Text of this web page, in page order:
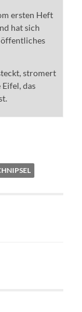
ersten Heft
hat sich
stromert
das